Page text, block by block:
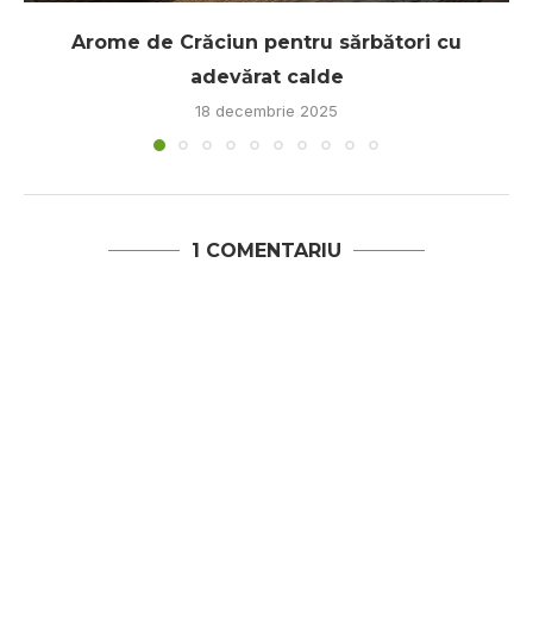
Arome de Crăciun pentru sărbători cu
adevărat calde
18 decembrie 2025
1 COMENTARIU